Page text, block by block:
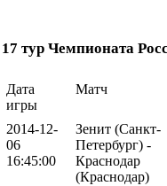
17 тур Чемпионата
Дата
игры
Матч
2014-12-
06
16:45:00
Зенит (Санкт-
Петербург) -
Краснодар
(Краснодар)